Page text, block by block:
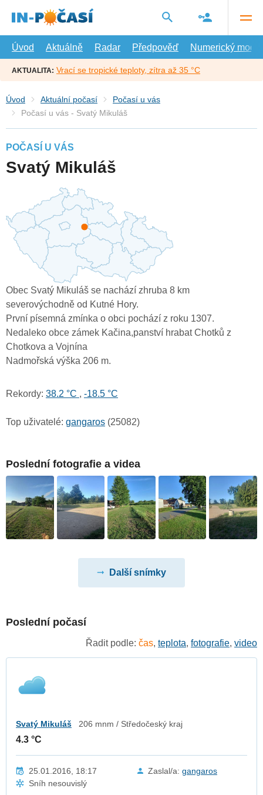
hlavní
Úvod
Aktuálně Radar Předpověď Numerický model
AKTUALITA: Vrací se tropické teploty, zítra až 35 °C
Úvod Aktuální počasí
Počasí u vás
Počasí u vás - Svatý Mikuláš
POČASÍ U VÁS
Svatý Mikuláš
Obec Svatý Mikuláš se nachází zhruba 8 km
severovýchodně od Kutné Hory.
První písemná zmínka o obci pochází z roku 1307.
Nedaleko obce zámek Kačina,panství hrabat Chotků z
Chotkova a Vojnína
Nadmořská výška 206 m.
Rekordy: 38.2 °C , -18.5 °C
Top uživatelé: gangaros (25082)
Poslední fotografie a videa
Další snímky
Poslední počasí
Řadit podle: čas, teplota, fotografie, video
Svatý Mikuláš 206 mnm / Středočeský kraj
4.3 °C
25.01.2016, 18:17 Zaslal/a: gangaros
Sníh nesouvislý